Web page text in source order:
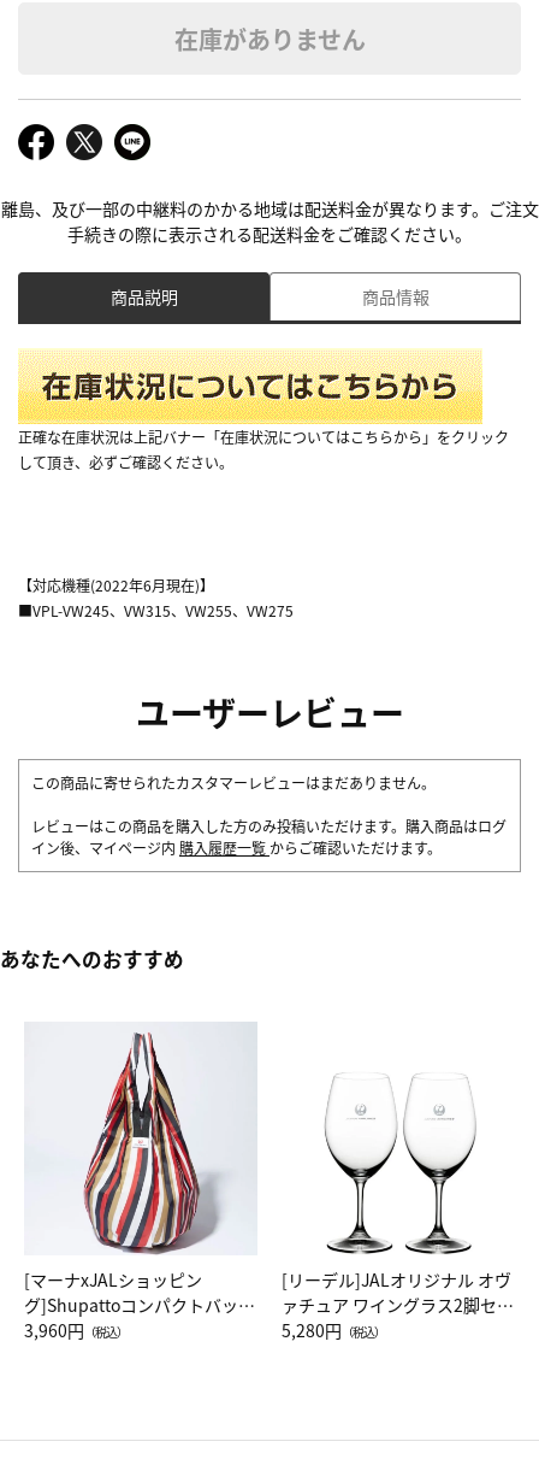
在庫がありません
離島、及び一部の中継料のかかる地域は配送料金が異なります。ご注文
手続きの際に表示される配送料金をご確認ください。
商品説明 商品情報
正確な在庫状況は上記バナー「在庫状況についてはこちらから」をクリック
して頂き、必ずご確認ください。
【対応機種(2022年6月現在)】
■VPL-VW245、VW315、VW255、VW275
ユーザーレビュー
この商品に寄せられたカスタマーレビューはまだありません。
レビューはこの商品を購入した方のみ投稿いただけます。購入商品はログ
イン後、マイページ内 購入履歴一覧 からご確認いただけます。
あなたへのおすすめ
[マーナxJALショッピン
グ]Shupattoコンパクトバッグ
Drop JAL客室乗務員（LC）ス
3,960円 （税込）
[リーデル]JALオリジナル オヴ
ァチュア ワイングラス2脚セッ
ト（レッドワイン）
5,280円 （税込）